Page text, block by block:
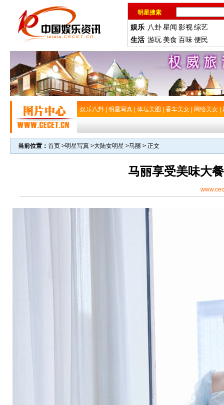
明星搜索
娱乐 八卦星闻 影视综艺
生活 游玩 美食 百味便民
娱乐八卦 明星写真 体坛美图 香车美女 网络美女
当前位置： 首页 >明星写真 >大陆女明星 >马丽 > 正文
马丽享受美味大